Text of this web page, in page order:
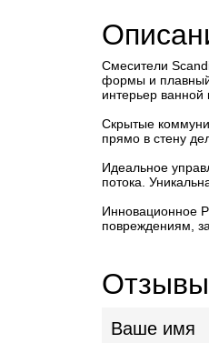
Смесители
формы и плавный
интерьер ванной
Скрытые
прямо в стену
Идеальное
потока.
Инновационное
повреждениям,
Отзывы
Ваше имя